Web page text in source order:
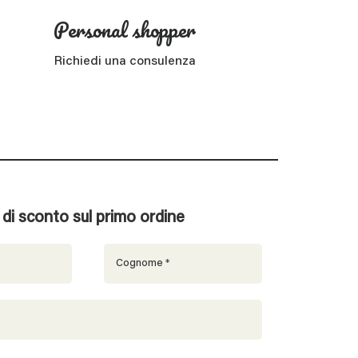
Personal shopper
Richiedi una consulenza
di sconto sul primo ordine